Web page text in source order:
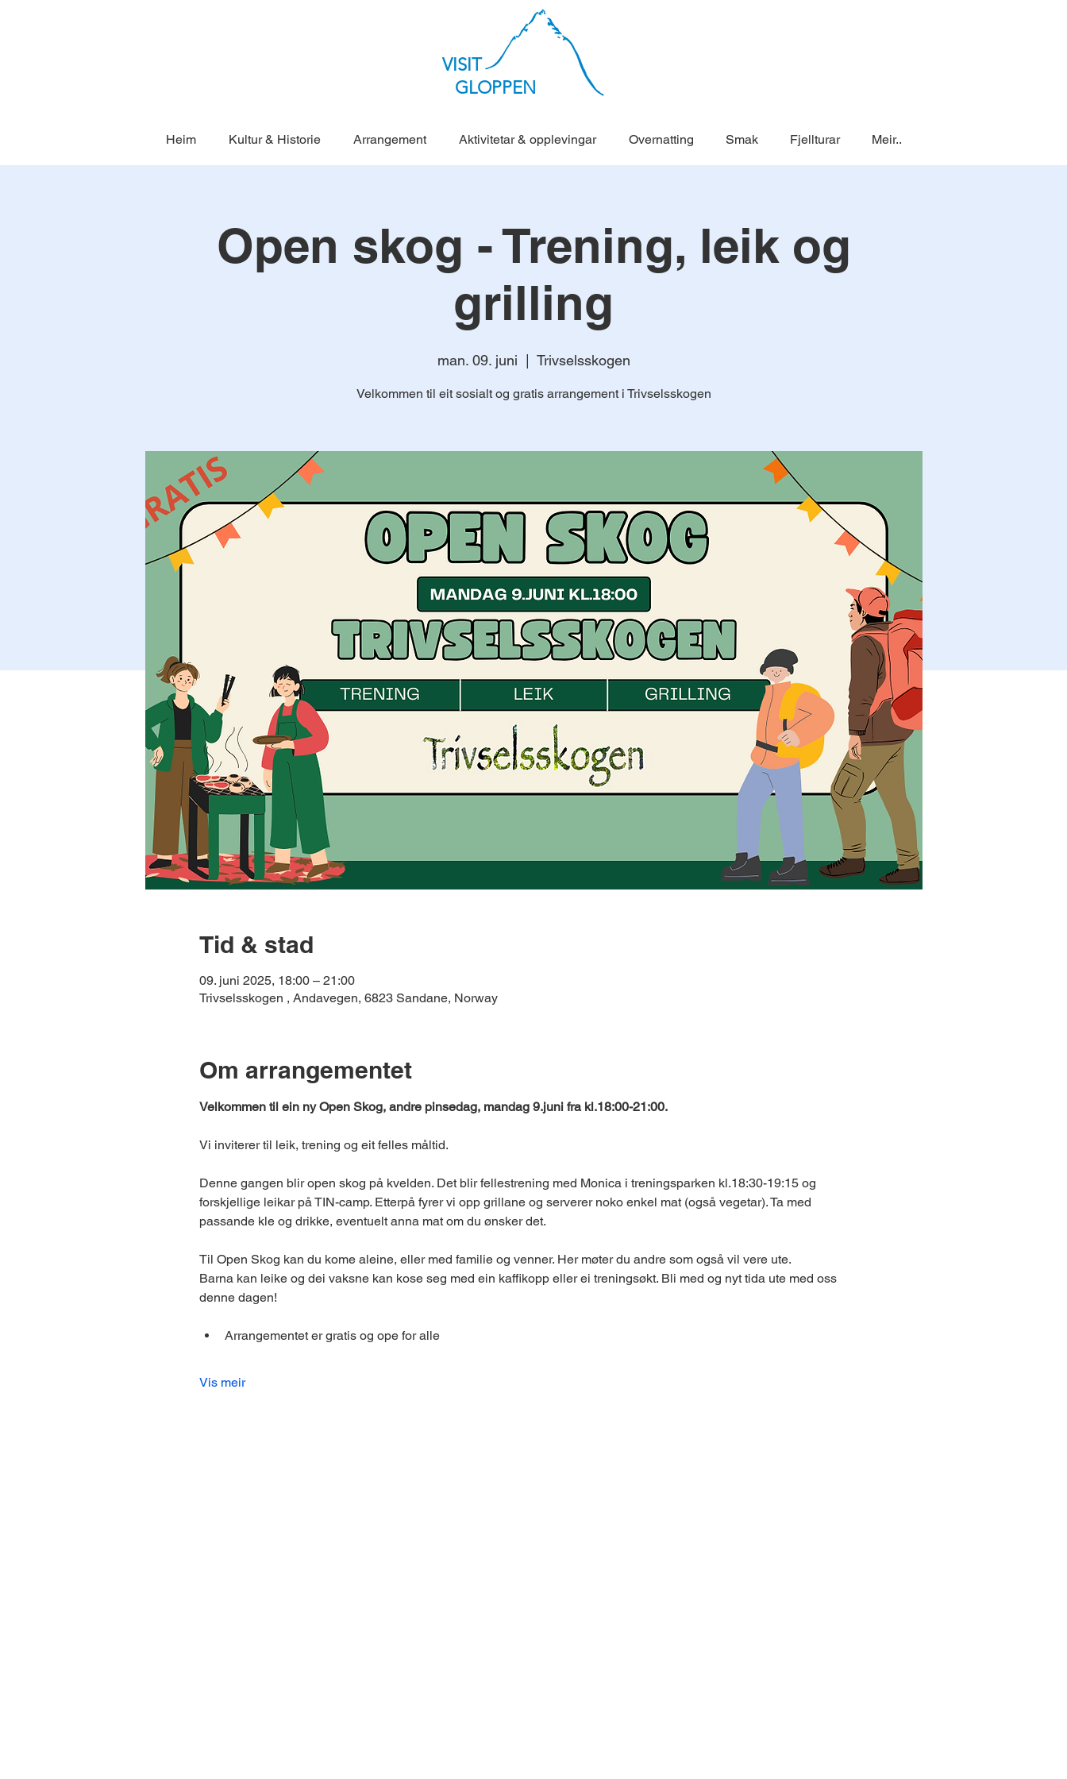
VISIT
GLOPPEN
Heim Kultur & Historie Arrangement Aktivitetar & opplevingar Overnatting Smak Fjellturar Meir..
Open skog - Trening, leik og
grilling
man. 09. juni Trivselsskogen
Velkommen til eit sosialt og gratis arrangement i Trivselsskogen
Tid & stad
09. juni 2025, 18:00 – 21:00
Trivselsskogen , Andavegen, 6823 Sandane, Norway
Om arrangementet
Velkommen til ein ny Open Skog, andre pinsedag, mandag 9.juni fra kl.18:00-21:00.
Vi inviterer til leik, trening og eit felles måltid.
Denne gangen blir open skog på kvelden. Det blir fellestrening med Monica i treningsparken kl.18:30-19:15 og
forskjellige leikar på TIN-camp. Etterpå fyrer vi opp grillane og serverer noko enkel mat (også vegetar). Ta med
passande kle og drikke, eventuelt anna mat om du ønsker det.
Til Open Skog kan du kome aleine, eller med familie og venner. Her møter du andre som også vil vere ute.
Barna kan leike og dei vaksne kan kose seg med ein kaffikopp eller ei treningsøkt. Bli med og nyt tida ute med oss
denne dagen!
Arrangementet er gratis og ope for alle
Vis meir